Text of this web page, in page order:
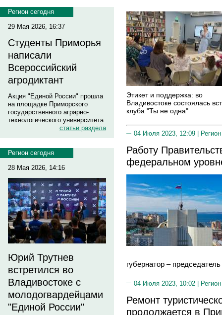
Регион сегодня
29 Мая 2026, 16:37
Студенты Приморья
написали
Всероссийский
агродиктант
Акция "Единой России" прошла
на площадке Приморского
государственного аграрно-
технологического университета
статьи раздела
Регион сегодня
28 Мая 2026, 14:16
Юрий Трутнев
встретился во
Владивостоке с
молодогвардейцами
"Единой России"
Этикет и поддержка: во
Владивостоке состоялась
клуба "Ты не одна"
04 Июля 2023, 12:09 |
Работу
федеральном
губернатор –
04 Июля 2023, 10:02 |
Ремонт
продолжается в